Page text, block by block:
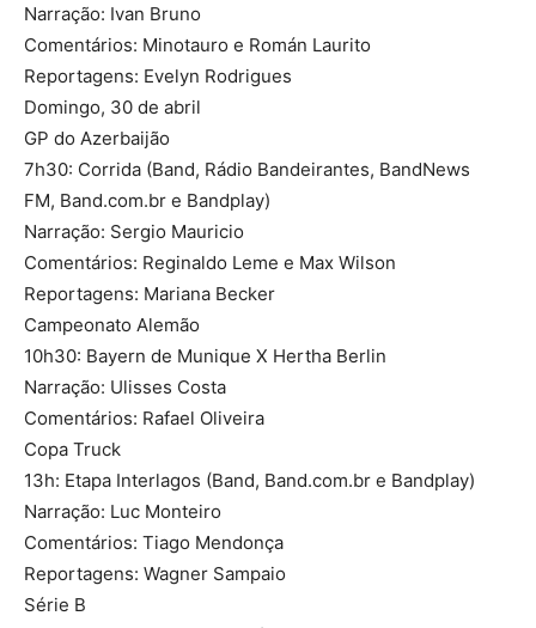
Narração: Ivan Bruno
Comentários: Minotauro e Román Laurito
Reportagens: Evelyn Rodrigues
Domingo, 30 de abril
GP do Azerbaijão
7h30: Corrida (Band, Rádio Bandeirantes, BandNews
FM, Band.com.br e Bandplay)
Narração: Sergio Mauricio
Comentários: Reginaldo Leme e Max Wilson
Reportagens: Mariana Becker
Campeonato Alemão
10h30: Bayern de Munique X Hertha Berlin
Narração: Ulisses Costa
Comentários: Rafael Oliveira
Copa Truck
13h: Etapa Interlagos (Band, Band.com.br e Bandplay)
Narração: Luc Monteiro
Comentários: Tiago Mendonça
Reportagens: Wagner Sampaio
Série B